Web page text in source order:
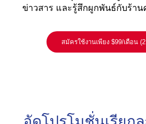
ข่าวสาร และรู้สึกผูกพันธ์กับร้า
สมัครใช้งานเพียง $99/เดือน